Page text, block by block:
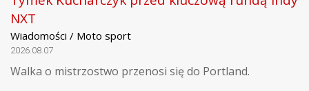
NXT
Wiadomości / Moto sport
2026.08.07
Walka o mistrzostwo przenosi się do Portland.